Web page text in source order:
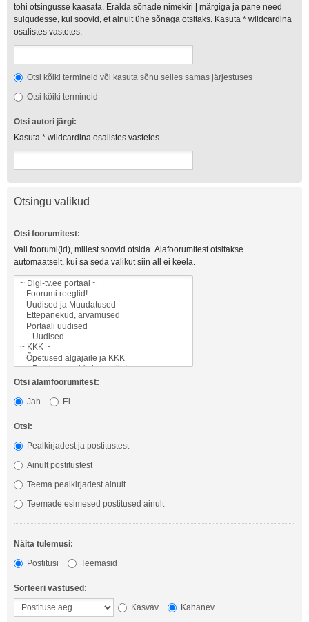
tohi otsingusse kaasata. Eralda sõnade nimekiri
märgiga ja pane need
sulgudesse, kui soovid, et ainult ühe sõnaga otsitaks. Kasuta * wildcardina
osalistes vastetes.
Otsi kõiki termineid või kasuta sõnu selles samas järjestuses
Otsi kõiki termineid
Otsi autori järgi:
Kasuta * wildcardina osalistes vastetes.
Otsingu valikud
Otsi foorumitest:
Vali foorumi(id), millest soovid otsida. Alafoorumitest otsitakse
automaatselt, kui sa seda valikut siin all ei keela.
Otsi alamfoorumitest:
Jah
Ei
Otsi:
Pealkirjadest ja postitustest
Ainult postitustest
Teema pealkirjadest ainult
Teemade esimesed postitused ainult
Näita tulemusi:
Postitusi
Teemasid
Sorteeri vastused:
Kasvav
Kahanev